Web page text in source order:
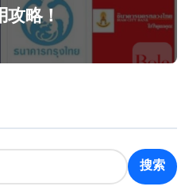
攻略！
搜索